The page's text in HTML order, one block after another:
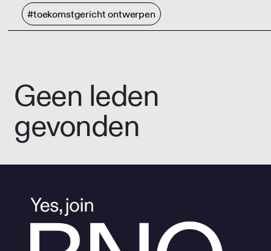
#toekomstgericht ontwerpen
Geen leden
gevonden